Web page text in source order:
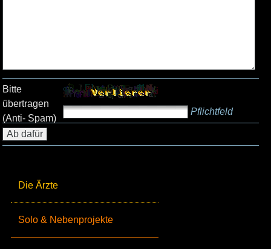
Die Ärzte
Solo & Nebenprojekte
Bitte
übertragen
(Anti- Spam)
Pflichtfeld